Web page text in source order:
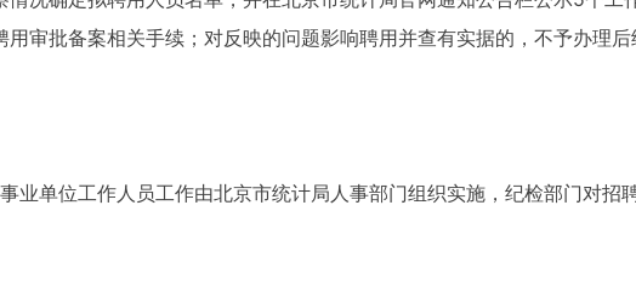
审批备案相关手续；对反映的问题影响聘用并查有实据的，不予办理后
业单位工作人员工作由北京市统计局人事部门组织实施，纪检部门对招